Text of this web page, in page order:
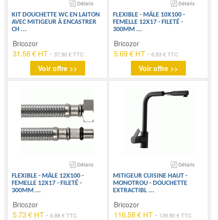
KIT DOUCHETTE WC EN LAITON
AVEC MITIGEUR À ENCASTRER
CH ...
Bricozor
31.58 € HT -37.90 € TTC
Voir offre >>
FLEXIBLE - MÂLE 10X100 -
FEMELLE 12X17 - FILETÉ -
300MM ...
Bricozor
5.69 € HT- 6.83 € TTC
Voir offre >>
FLEXIBLE - MÂLE 12X100 -
FEMELLE 12X17 - FILETÉ -
300MM ...
Bricozor
5.73 € HT -6.88 € TTC
MITIGEUR CUISINE HAUT -
MONOTROU - DOUCHETTE
EXTRACTIBL ...
Bricozor
116.58 € HT- 139.90 € TTC